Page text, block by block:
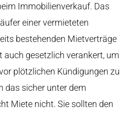
Immobilienverkauf. Das
einer vermieteten
bestehenden Mietverträge
auch gesetzlich verankert, um
plötzlichen Kündigungen zu
das sicher unter dem
Miete nicht. Sie sollten den